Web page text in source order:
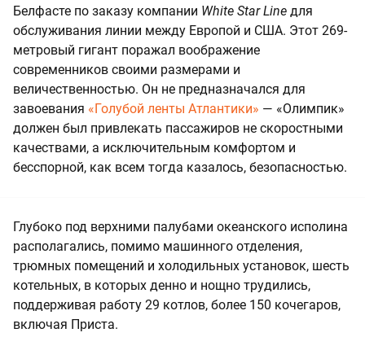
Белфасте по заказу компании White Star Line для
обслуживания линии между Европой и США. Этот 269-
метровый гигант поражал воображение
современников своими размерами и
величественностью. Он не предназначался для
завоевания «Голубой ленты Атлантики» — «Олимпик»
должен был привлекать пассажиров не скоростными
качествами, а исключительным комфортом и
бесспорной, как всем тогда казалось, безопасностью.
Глубоко под верхними палубами океанского исполина
располагались, помимо машинного отделения,
трюмных помещений и холодильных установок, шесть
котельных, в которых денно и нощно трудились,
поддерживая работу 29 котлов, более 150 кочегаров,
включая Приста.